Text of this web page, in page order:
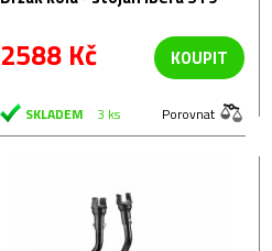
2588 Kč KOUPIT
SKLADEM 3 ks Porovnat